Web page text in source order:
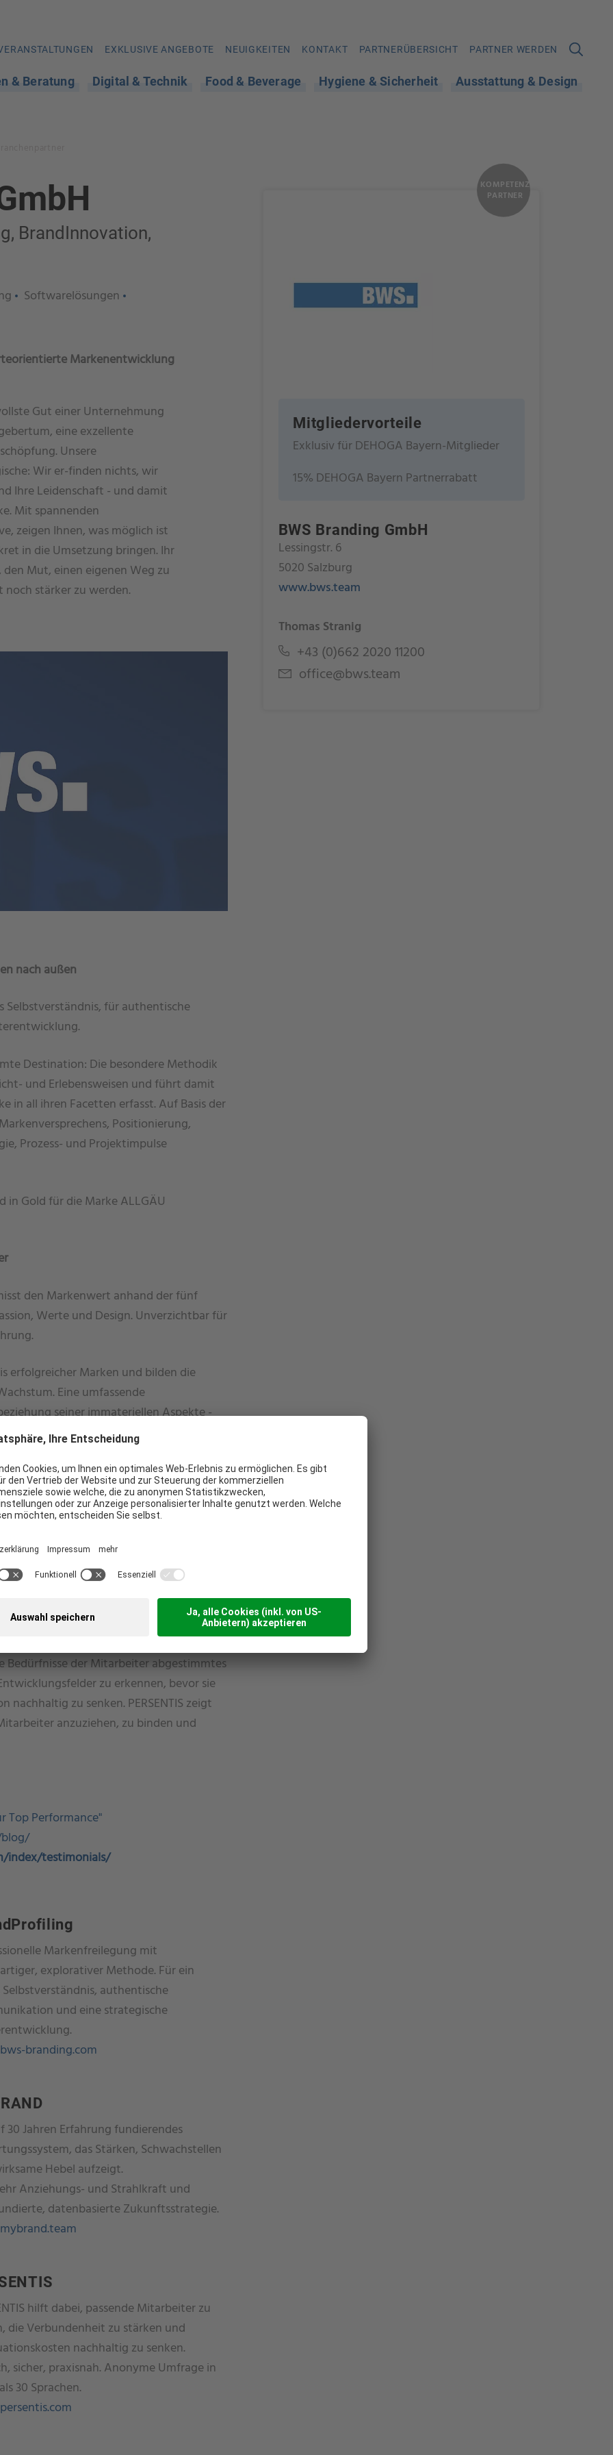
EXKLUSIVE ANGEBOTE NEUIGKEITEN KONTAKT PARTNERÜBERSICHT PARTNER WERDEN
& Beratung Digital & Technik Food & Beverage Hygiene & Sicherheit Ausstattung & Design
KOMPETENZ
PARTNER
Mitgliedervorteile
Exklusiv für DEHOGA Bayern-Mitglieder
15% DEHOGA Bayern Partnerrabatt
BWS Branding GmbH
Lessingstr. 6
5020 Salzburg
www.bws.team
Thomas Stranig
+43 (0)662 2020 11200
office@bws.team
BrandInnovation,
Softwarelösungen
Markenentwicklung
Gut einer Unternehmung
eine exzellente
Unsere
Wir er-finden nichts, wir
Ihre Leidenschaft - und damit
Mit spannenden
zeigen Ihnen, was möglich ist
in die Umsetzung bringen. Ihr
Mut, einen eigenen Weg zu
stärker zu werden.
nach außen
Selbstverständnis, für authentische
Destination: Die besondere Methodik
und Erlebensweisen und führt damit
in all ihren Facetten erfasst. Auf Basis der
Positionierung,
Prozess- und Projektimpulse
Gold für die Marke ALLGÄU
den Markenwert anhand der fünf
Werte und Design. Unverzichtbar für
erfolgreicher Marken und bilden die
Eine umfassende
seiner immateriellen Aspekte -
fundiertes Markenscreening, das den
Wege aufzeigt, um deren
die eine echte Verbindung zu
dazu findet sich im
Erwartungshaltungen.
kalkulativen und wachstumsorientierten
Booster der Mitarbeiter. Damit
der Mitarbeiter abgestimmtes
zu erkennen, bevor sie
zu senken. PERSENTIS zeigt
anzuziehen, zu binden und
Top Performance"
index/testimonials/
Markenfreilegung mit
explorativer Methode. Für ein
Selbstverständnis, authentische
und eine strategische
branding.com
30 Jahren Erfahrung fundierendes
das Stärken, Schwachstellen
Hebel aufzeigt.
Anziehungs- und Strahlkraft und
datenbasierte Zukunftsstrategie.
hilft dabei, passende Mitarbeiter zu
die Verbundenheit zu stärken und
nachhaltig zu senken.
sicher, praxisnah. Anonyme Umfrage in
30 Sprachen.